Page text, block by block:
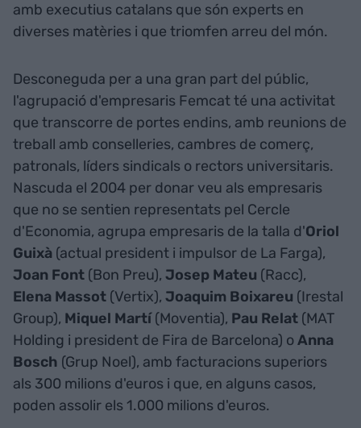
amb executius catalans que són experts en
diverses matèries i que triomfen arreu del món.
Desconeguda per a una gran part del públic,
l'agrupació d'empresaris Femcat té una activitat
que transcorre de portes endins, amb reunions de
treball amb conselleries, cambres de comerç,
patronals, líders sindicals o rectors universitaris.
Nascuda el 2004 per donar veu als empresaris
que no se sentien representats pel Cercle
d'Economia, agrupa empresaris de la talla d'Oriol
Guixà (actual president i impulsor de La Farga),
Joan Font (Bon Preu), Josep Mateu (Racc),
Elena Massot (Vertix), Joaquim Boixareu (Irestal
Group), Miquel Martí(Moventia), Pau Relat (MAT
Holding i president de Fira de Barcelona) oAnna
Bosch (Grup Noel), amb facturacions superiors
als 300 milions d'euros i que, en alguns casos,
poden assolir els 1.000 milions d'euros.